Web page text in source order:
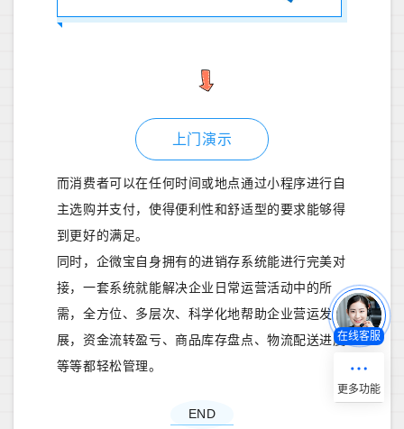
上门演示
而消费者可以在任何时间或地点通过小程序进行自
主选购并支付，使得便利性和舒适型的要求能够得
到更好的满足。
同时，企微宝自身拥有的进销存系统能进行完美对
接，一套系统就能解决企业日常运营活动中的所
需，全方位、多层次、科学化地帮助企业营运发
展，资金流转盈亏、商品库存盘点、物流配送进度
等等都轻松管理。
END
在线客服